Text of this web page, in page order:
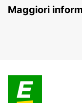
Maggiori